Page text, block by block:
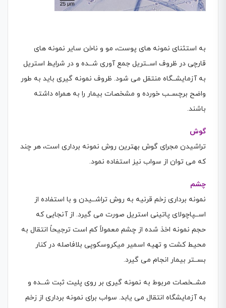
به استثنای نمونه های پوست، مو و ناخن سایر نمونه های
قارچی در ظروف اســتریل جمع آوری شــده و در شرایط استریل
به آزمایشــگاه منتقل می شود. ظروف نمونه گیری باید به طور
واضح برچســب خورده و مشخصات بیمار را به همراه داشته
باشند.
گوش
تراشیدن مجرای گوش بهترین روش نمونه برداری است، هر چند
كه می توان از سواب نیز استفاده نمود.
چشم
نمونه برداری زخم قرنیه به روش تراشــیدن و با استفاده از
اســپاچولای پاتینی استریل صورت می گیرد. از آنجایی كه
حجم نمونه اخذ شده از چشم معمولاً كم است ترجیحاً انتقال به
محیط كشت و تهیه اسمیر میکروسکوپی بلافاصله در كنار
بســتر بیمار انجام می گیرد.
مشــخصات مربوط به نمونه گیری بر روی پلیت ثبت شــده و
به آزمایشگاه انتقال می یابد. سواب برای نمونه برداری از زخم